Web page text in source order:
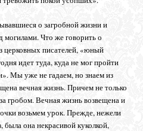
о загробной жизни и
могилами. Что же говорить о
церковных писателей, «юный
идет туда, куда не мог пройти
Мы уже не гадаем, но знаем из
вечная жизнь. Причем не только
гробом. Вечная жизнь возвещена и
возьмем урок. Прежде, нежели
была она некрасивой куколкой,